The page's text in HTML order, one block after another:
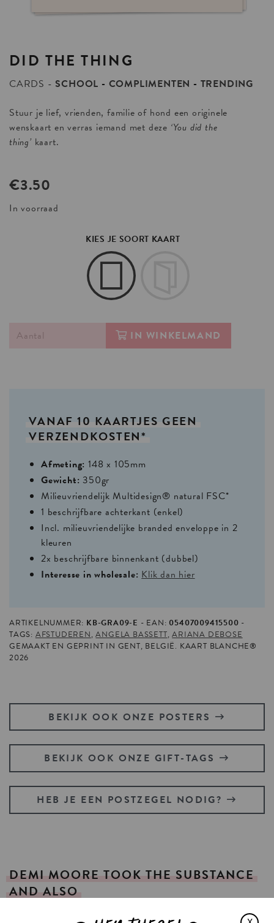
DID THE THING
CARDS SCHOOL COMPLIMENTEN
TRENDING
Stuur je lief, vrienden, familie of hond een originele
wenskaart en verras iemand met deze ‘You did the
thing’ kaart.
€3.50
In voorraad
KIES JE SOORT KAART
IN WINKELMAND
VANAF 10 KAARTJES GEEN
VERZENDKOSTEN*
Afmeting: 148 x 105mm
Gewicht: 350gr
Milieuvriendelijk Multidesign® natural FSC*
1 beschrijfbare achterkant (enkel)
Incl. milieuvriendelijke branded enveloppe in 2
kleuren
2x beschrijfbare binnenkant (dubbel)
Interesse in wholesale: Klik dan hier
ARTIKELNUMMER: KB-GRA09-E EAN: 05407009415500
TAGS: AFSTUDEREN,ANGELA BASSETT,ARIANA DEBOSE
GEMAAKT EN GEPRINT IN GENT, BELGIË. KAART BLANCHE®
2026
BEKIJK OOK ONZE POSTERS
BEKIJK OOK ONZE GIFT-TAGS
HEB JE EEN POSTZEGEL NODIG?
DEMI MOORE TOOK THE SUBSTANCE
AND ALSO